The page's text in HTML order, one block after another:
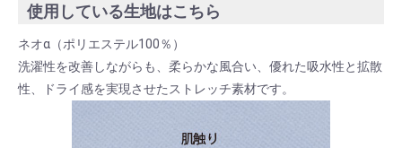
使用している生地はこちら
ネオα（ポリエステル100％）
洗濯性を改善しながらも、柔らかな風合い、優れた吸水性と拡散
性、ドライ感を実現させたストレッチ素材です。